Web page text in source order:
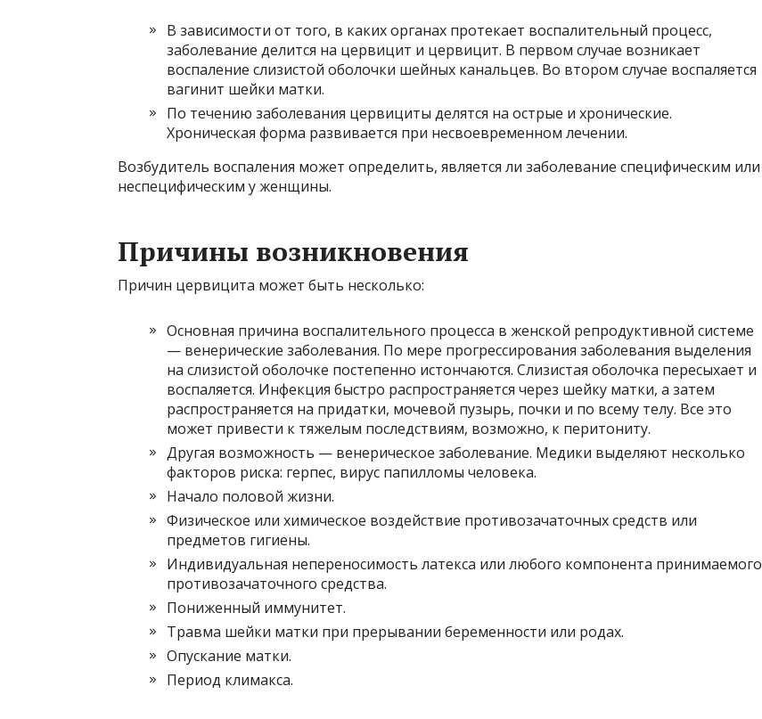
В зависимости от того, в каких органах протекает воспалительный процесс,
заболевание делится на цервицит и цервицит. В первом случае возникает
воспаление слизистой оболочки шейных канальцев. Во втором случае воспаляется
вагинит шейки матки.
По течению заболевания цервициты делятся на острые и хронические.
Хроническая форма развивается при несвоевременном лечении.
Возбудитель воспаления может определить, является ли заболевание специфическим или
неспецифическим у женщины.
Причины возникновения
Причин цервицита может быть несколько:
Основная причина воспалительного процесса в женской репродуктивной системе
— венерические заболевания. По мере прогрессирования заболевания выделения
на слизистой оболочке постепенно истончаются. Слизистая оболочка пересыхает и
воспаляется. Инфекция быстро распространяется через шейку матки, а затем
распространяется на придатки, мочевой пузырь, почки и по всему телу. Все это
может привести к тяжелым последствиям, возможно, к перитониту.
Другая возможность — венерическое заболевание. Медики выделяют несколько
факторов риска: герпес, вирус папилломы человека.
Начало половой жизни.
Физическое или химическое воздействие противозачаточных средств или
предметов гигиены.
Индивидуальная непереносимость латекса или любого компонента принимаемого
противозачаточного средства.
Пониженный иммунитет.
Травма шейки матки при прерывании беременности или родах.
Опускание матки.
Период климакса.